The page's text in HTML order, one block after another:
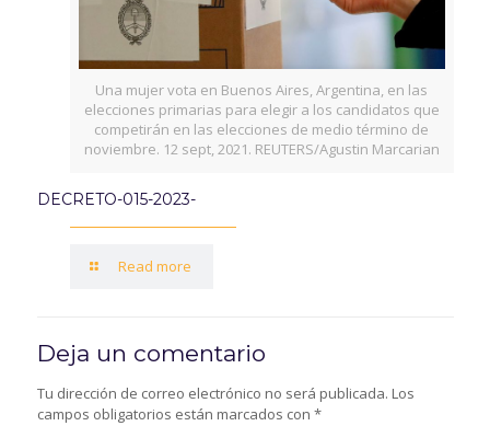
Una mujer vota en Buenos Aires, Argentina, en las
elecciones primarias para elegir a los candidatos que
competirán en las elecciones de medio término de
noviembre. 12 sept, 2021. REUTERS/Agustin Marcarian
DECRETO-015-2023-
Read more
Deja un comentario
Tu dirección de correo electrónico no será publicada. Los
campos obligatorios están marcados con *